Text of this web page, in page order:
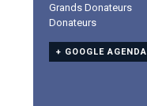
Grands Donateurs
Donateurs
+ GOOGLE AGENDA